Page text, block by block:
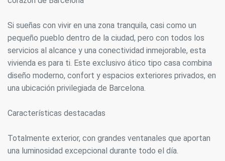
Si sueñas con vivir en una zona tranquila, casi como un
pequeño pueblo dentro de la ciudad, pero con todos los
servicios al alcance y una conectividad inmejorable, esta
vivienda es para ti. Este exclusivo ático tipo casa combina
diseño moderno, confort y espacios exteriores privados, en
una ubicación privilegiada de Barcelona.
Características destacadas
Totalmente exterior, con grandes ventanales que aportan
una luminosidad excepcional durante todo el día.